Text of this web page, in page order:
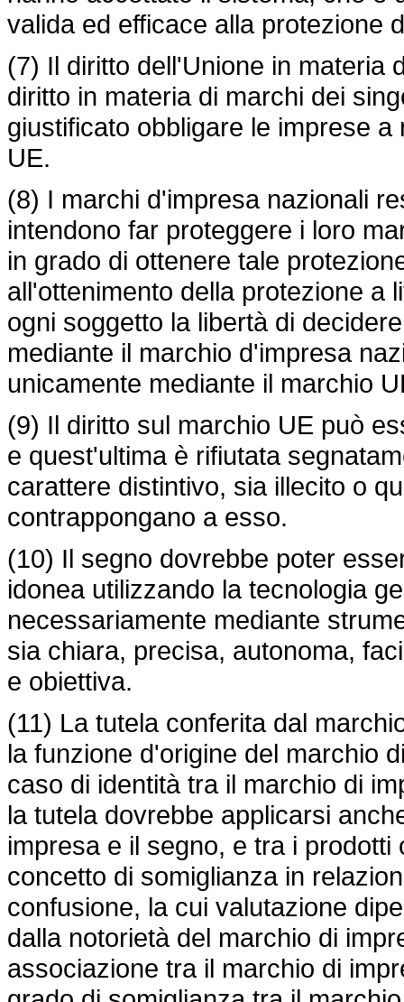
valida ed efficace alla protezione
(7) Il diritto dell'Unione in materia
diritto in materia di marchi dei
giustificato obbligare le imprese
UE.
(8) I marchi d'impresa nazionali
intendono far proteggere i loro
in grado di ottenere tale
all'ottenimento della protezione a
ogni soggetto la libertà di
mediante il marchio d'impresa
unicamente mediante il marchio
(9) Il diritto sul marchio UE può
e quest'ultima è rifiutata
carattere distintivo, sia illecito o
contrappongano a esso.
(10) Il segno dovrebbe poter
idonea utilizzando la tecnologia
necessariamente mediante
sia chiara, precisa, autonoma,
e obiettiva.
(11) La tutela conferita dal
la funzione d'origine del marchio
caso di identità tra il marchio di
la tutela dovrebbe applicarsi
impresa e il segno, e tra i
concetto di somiglianza in
confusione, la cui valutazione
dalla notorietà del marchio di
associazione tra il marchio di